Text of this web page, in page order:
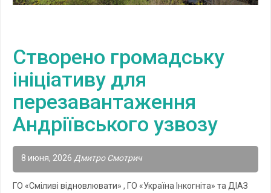
Створено громадську
ініціативу для
перезавантаження
Андріївського узвозу
8 июня, 2026 Дмитро Смотрич
ГО «Сміливі відновлювати» , ГО «Україна Інкогніта» та ДІАЗ